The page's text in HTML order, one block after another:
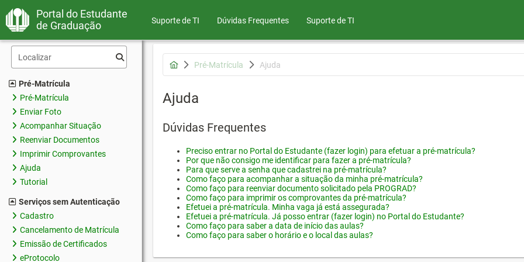
Portal do Estudante
de Graduação
Suporte de TI Dúvidas Frequentes Suporte de TI
Pré-Matrícula
Pré-Matrícula
Enviar Foto
Acompanhar Situação
Reenviar Documentos
Imprimir Comprovantes
Ajuda
Tutorial
Serviços sem Autenticação
Cadastro
Cancelamento de Matrícula
Emissão de Certificados
eProtocolo
Pré-Matrícula Ajuda
Ajuda
Dúvidas Frequentes
Preciso entrar no Portal do Estudante (fazer login) para efetuar a pré-matrícula?
Por que não consigo me identificar para fazer a pré-matrícula?
Para que serve a senha que cadastrei na pré-matrícula?
Como faço para acompanhar a situação da minha pré-matrícula?
Como faço para reenviar documento solicitado pela PROGRAD?
Como faço para imprimir os comprovantes da pré-matrícula?
Efetuei a pré-matrícula. Minha vaga já está assegurada?
Efetuei a pré-matrícula. Já posso entrar (fazer login) no Portal do Estudante?
Como faço para saber a data de início das aulas?
Como faço para saber o horário e o local das aulas?